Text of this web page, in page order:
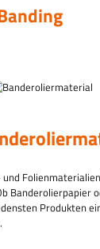
Banderolierpapier
Produkten